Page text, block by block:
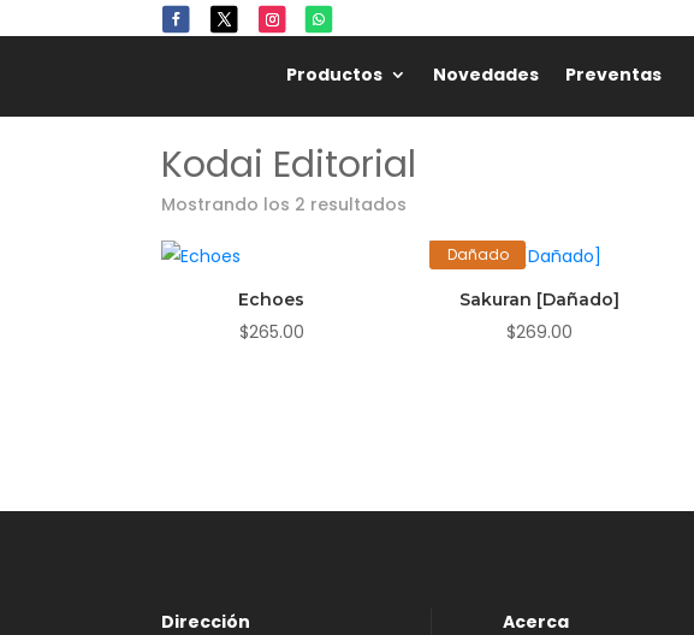
Productos Novedades Preventas
Kodai Editorial
Mostrando los 2 resultados
Echoes
$265.00
Dañado
Sakuran [Dañado]
$269.00
Dirección
Acerca